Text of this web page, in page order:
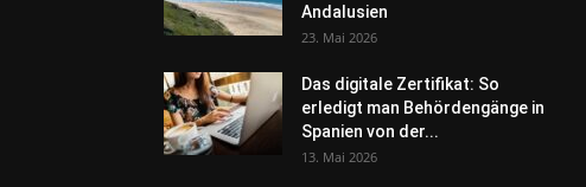
Andalusien
23. Mai 2026
Das digitale Zertifikat: So
erledigt man Behördengänge in
Spanien von der...
13. Mai 2026